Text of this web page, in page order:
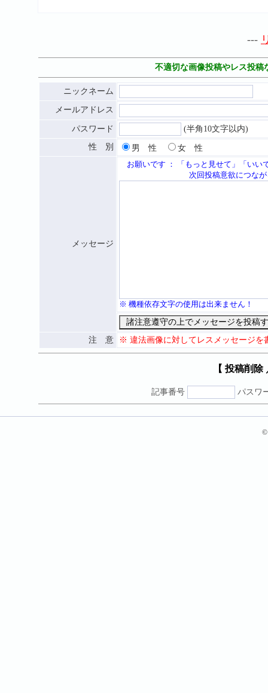
---
不適切な画像投稿やレス投稿
ニックネーム
メールアドレス
パスワード
(半角10文字以内)
性 別
男 性 女 性
メッセージ
お願いです ： 「もっと見せて」「いい
次回投稿意欲につながる応援メ
※ 機種依存文字の使用は出来ません！
注 意 ※ 違法画像に対してレスメッセージを
【 投稿削
記事番号 パスワ
©